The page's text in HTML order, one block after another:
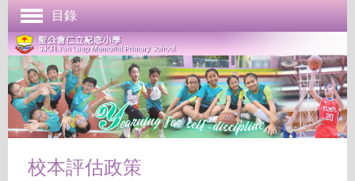
首頁
學校簡介
管理與組織
課程發展
成長支援
目錄
校本評估政策